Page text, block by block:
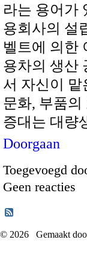
라는 용어가
용회사의 설
벨트에 의한
용차의 생산
서 자신이
문화, 부품
증대는 대량
Doorgaan
Toegevoegd
Geen reacties
© 2026 Gemaakt